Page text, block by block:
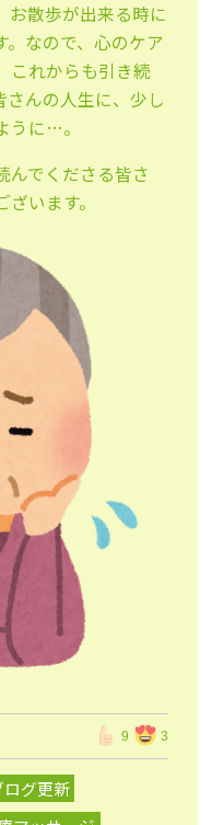
お散歩が出来る時に
なので、心のケア
これからも引き続
さんの人生に、少し
うに…。
んでくださる皆さ
います。
9 3
ログ更新